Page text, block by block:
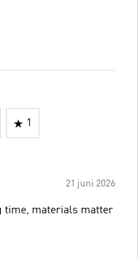
1
21 juni 2026
time, materials matter